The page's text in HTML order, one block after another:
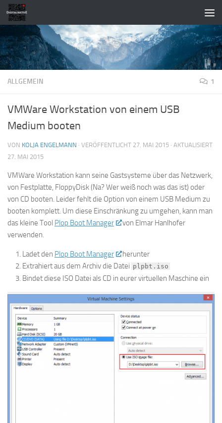
Zum Inhalt springen
ALLGEMEIN 1
VMWare Workstation von einem USB
Medium booten
VON KOLJA ENGELMANN · VERÖFFENTLICHT 27. MAI 2015 · AKTUALISIERT
27. MAI 2015
VMWare Workstation kann seine Gastsysteme über das Netzwerk,
von Festplatte, FloppyDisk (Na? Wer weiß noch was das ist) oder
von CD booten. Leider fehlt die Option von einem USB Medium zu
booten komplett. Um diese Einschränkung zu umgehen, kann man
das kleine Tool Plop Boot Manager
von Elmar Hanlhofer
verwenden.
Ladet den Plop Boot Manager
herunter
Extrahiert aus dem Archiv die Datei plpbt.iso
Bindet diese ISO Datei als CD in eurer virtuellen Maschine ein